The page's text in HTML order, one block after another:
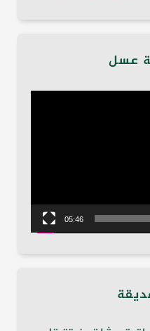
عسل
05:46